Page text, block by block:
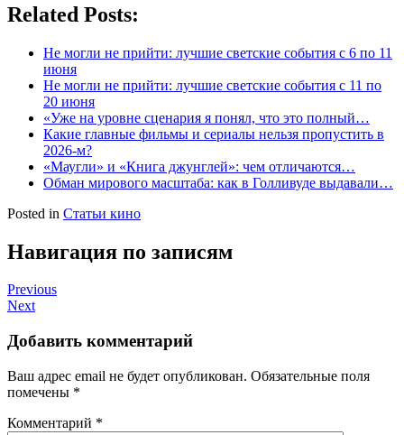
Related Posts:
Не могли не прийти: лучшие светские события с 6 по 11
июня
Не могли не прийти: лучшие светские события с 11 по
20 июня
«Уже на уровне сценария я понял, что это полный…
Какие главные фильмы и сериалы нельзя пропустить в
2026-м?
«Маугли» и «Книга джунглей»: чем отличаются…
Обман мирового масштаба: как в Голливуде выдавали…
Posted in Статьи кино
Навигация по записям
Previous
Next
Добавить комментарий
Ваш адрес email не будет опубликован. Обязательные поля
помечены *
Комментарий *